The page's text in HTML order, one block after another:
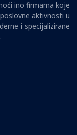
ino firmama koje
aktivnosti u
i specijalizirane